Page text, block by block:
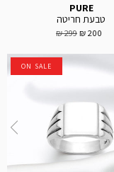
PURE
טבעת חריטה
200 ₪
299 ₪
ON SALE